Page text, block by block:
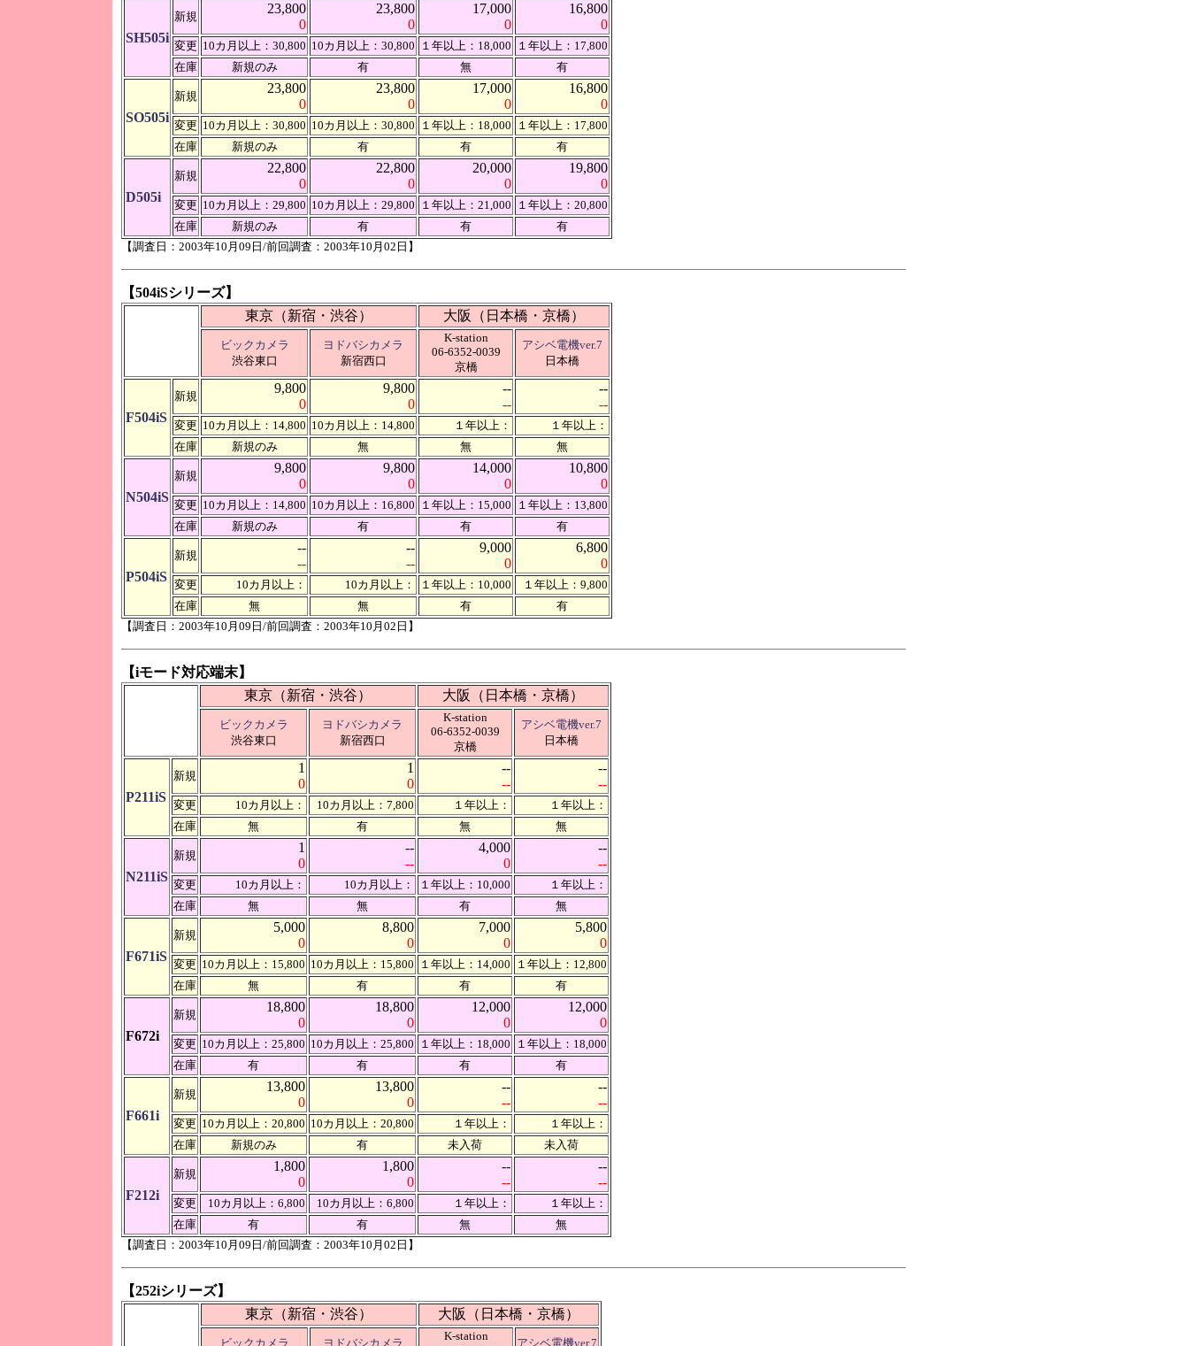
SH505i
新規
23,800
0
23,800
0
17,000
0
16,800
0
変更 10カ月以上：30,800 10カ月以上：30,800 １年以上：18,000
１年以上：17,800
在庫
新規のみ 有 無 有
SO505i
新規
23,800
0
23,800
0
17,000
0
16,800
0
変更 10カ月以上：30,800 10カ月以上：30,800 １年以上：18,000
１年以上：17,800
在庫
新規のみ 有 有 有
D505i
新規
22,800
0
22,800
0
20,000
0
19,800
0
変更 10カ月以上：29,800 10カ月以上：29,800 １年以上：21,000
１年以上：20,800
在庫
新規のみ 有 有
有
【調査日：2003年10月09日/前回調査：2003年10月02日】
【504iSシリーズ】
東京（新宿・渋谷）
大阪（日本橋・京橋）
ビックカメラ
渋谷東口
ヨドバシカメラ
新宿西口
K-station
06-6352-0039
京橋
アシベ電機ver.7
日本橋
F504iS
新規
9,800
0
9,800
0
--
--
--
--
変更 10カ月以上：14,800 10カ月以上：14,800 １年以上：
１年以上：
在庫
新規のみ 無 無 無
N504iS
新規
9,800
0
9,800
0
14,000
0
10,800
0
変更 10カ月以上：14,800 10カ月以上：16,800 １年以上：15,000
１年以上：13,800
在庫
新規のみ 有 有 有
P504iS
新規
--
--
--
--
9,000
0
6,800
0
変更 10カ月以上： 10カ月以上： １年以上：10,000
１年以上：9,800
在庫
無 無 有
有
【調査日：2003年10月09日/前回調査：2003年10月02日】
【iモード対応端末】
東京（新宿・渋谷）
大阪（日本橋・京橋）
ビックカメラ
渋谷東口
ヨドバシカメラ
新宿西口
K-station
06-6352-0039
京橋
アシベ電機ver.7
日本橋
P211iS
新規
1
0
1
0
--
--
--
--
変更 10カ月以上： 10カ月以上：7,800 １年以上：
１年以上：
在庫
無 有 無 無
N211iS
新規
1
0
--
--
4,000
0
--
--
変更 10カ月以上： 10カ月以上： １年以上：10,000
１年以上：
在庫
無 無 有 無
F671iS
新規
5,000
0
8,800
0
7,000
0
5,800
0
変更 10カ月以上：15,800 10カ月以上：15,800 １年以上：14,000
１年以上：12,800
在庫
無 有 有 有
F672i
新規
18,800
0
18,800
0
12,000
0
12,000
0
変更 10カ月以上：25,800 10カ月以上：25,800 １年以上：18,000
１年以上：18,000
在庫
有 有 有 有
F661i
新規
13,800
0
13,800
0
--
--
--
--
変更 10カ月以上：20,800 10カ月以上：20,800 １年以上：
１年以上：
在庫
新規のみ 有 未入荷 未入荷
F212i
新規
1,800
0
1,800
0
--
--
--
--
変更 10カ月以上：6,800 10カ月以上：6,800 １年以上：
１年以上：
在庫
有 有 無
無
【調査日：2003年10月09日/前回調査：2003年10月02日】
【252iシリーズ】
東京（新宿・渋谷）
大阪（日本橋・京橋）
ビックカメラ
ヨドバシカメラ
K-station
アシベ電機ver.7